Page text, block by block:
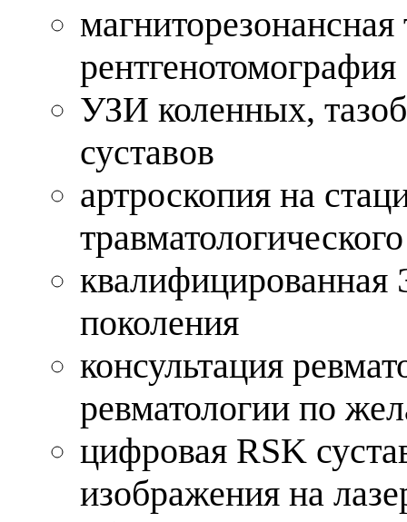
рентгенотомография
УЗИ коленных,
суставов
артроскопия на
квалифицированная
поколения
консультация
ревматологии по
цифровая RSK
изображения на